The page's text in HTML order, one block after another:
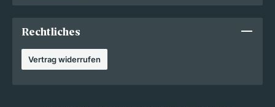
Rechtliches
Vertrag widerrufen